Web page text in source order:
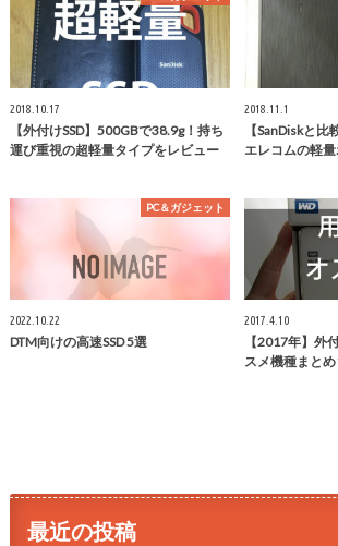
2018.10.17
【外付けSSD】500GBで38.9g！持ち
運び重視の超軽量タイプをレビュー
2018.11.1
【SanDiskと
エレコムの軽
PC＆ガジェット
2022.10.22
DTM向けの高速SSD 5選
2017.4.10
【2017年】外
スメ機種まと
最近の投稿